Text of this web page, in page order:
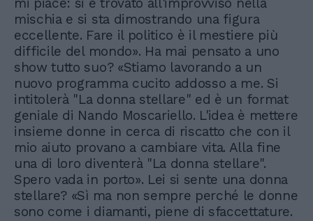
mischia e si sta dimostrando una figura
eccellente. Fare il politico è il mestiere più
difficile del mondo». Ha mai pensato a uno
show tutto suo? «Stiamo lavorando a un
nuovo programma cucito addosso a me. Si
intitolerà "La donna stellare" ed è un format
geniale di Nando Moscariello. L'idea è mettere
insieme donne in cerca di riscatto che con il
mio aiuto provano a cambiare vita. Alla fine
una di loro diventerà "La donna stellare".
Spero vada in porto». Lei si sente una donna
stellare? «Sì ma non sempre perché le donne
sono come i diamanti, piene di sfaccettature.